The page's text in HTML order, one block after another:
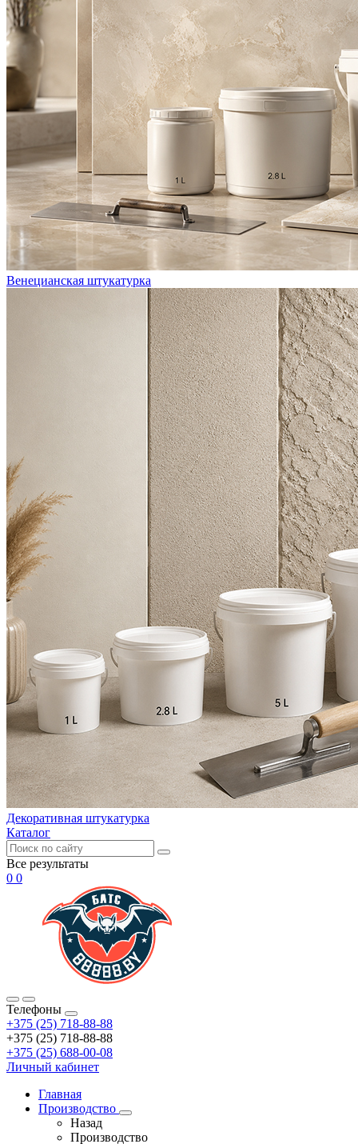
Венецианская штукатурка
Декоративная штукатурка
Каталог
Все результаты
0 0
Телефоны
+375 (25) 718-88-88
+375 (25) 718-88-88
+375 (25) 688-00-08
Личный кабинет
Главная
Производство
Назад
Производство